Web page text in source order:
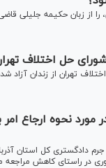
از زبان حکیمه جلیلی
نحوه ارجاع
کل استان
در راستای کاهش